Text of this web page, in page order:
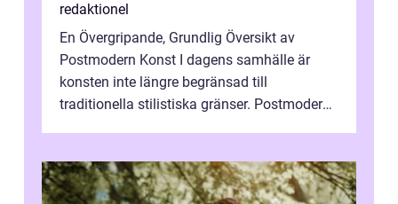
redaktionel
En Övergripande, Grundlig Översikt av
Postmodern Konst I dagens samhälle är
konsten inte längre begränsad till
traditionella stilistiska gränser. Postmodern